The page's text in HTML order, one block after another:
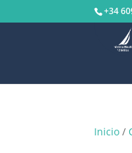
+34
Inicio /